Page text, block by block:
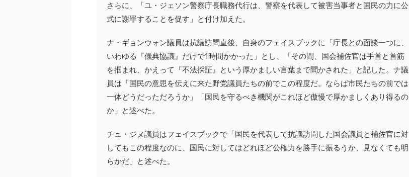
さらに、「ユ・ジェソン警察庁長職務代行は、警察を代表して被害当事者と国民の力に公
式に謝罪することを促す」と付け加えた。
ナ・ギョンウォン議員は抗議訪問直後、自身のフェイスブックに「庁長との面談一つに、
いわゆる『儀典協議』だけで1時間かかった」とし、「その間、国会補佐官は手首と首筋
を掴まれ、かえって『不法採証』という厚かましい言葉まで聞かされた」と記した。ナ議
員は「国民の意思を伝えに来た野党議員たちの前でこの程度だ。ならば市民たちの前では
一体どうだっただろうか」「国民を守るべき機関がこれほど傲慢で厚かましくあり得るの
か」と述べた。
チュ・ジヌ議員はフェイスブックで「国民を代表して抗議訪問した国会議員と補佐官に対
してもこの程度なのに、国民に対してはどれほど公権力を勝手に振るうか、見なくても明
らかだ」と述べた。